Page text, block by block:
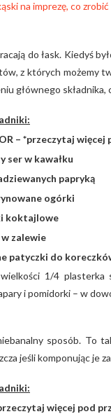
do łask. Kiedyś
z których możemy
głównego składnika,
– *przeczytaj więcej
ser w kawałku
papryką
ogórki
koktajlowe
zalewie
patyczki do
1/4 plasterka
i pomidorki – w
sposób. To
jeśli komponując je
więcej pod